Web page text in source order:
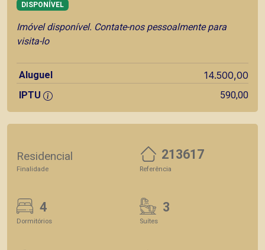
DISPONÍVEL
Imóvel disponível. Contate-nos pessoalmente para
visita-lo
Aluguel 14.500,00
IPTU 590,00
Residencial
Finalidade
213617
Referência
4
Dormitórios
3
Suítes